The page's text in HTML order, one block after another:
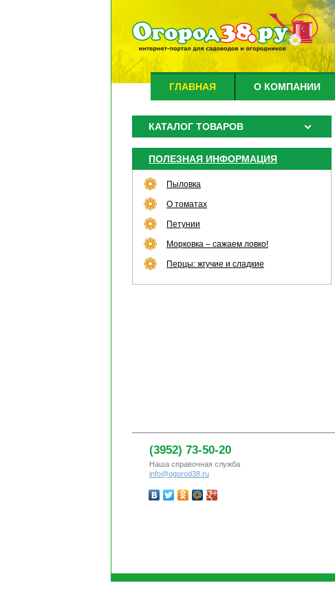
ГЛАВНАЯ О КОМПАНИИ
КАТАЛОГ ТОВАРОВ
ПОЛЕЗНАЯ ИНФОРМАЦИЯ
Пыловка
О томатах
Петунии
Морковка – сажаем ловко!
Перцы: жгучие и сладкие
(3952) 73-50-20
Наша справочная служба
info@ogorod38.ru